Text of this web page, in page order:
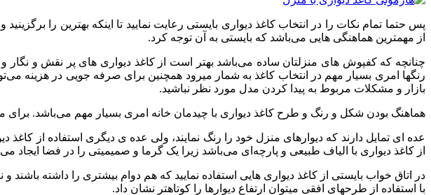
پس حتما تمام نکات را در انتخاب کاغذ دیواری بایستی رعایت نمایید تا اینکه بهترین را
از مهمترین هماهنگی هایی می‌باشد که بایستی به آن توجه کرد.
چنانچه که کفپوش های منزلتان ساده می‌باشد بهتر است از کاغذ دیواری های پر نقش و
رنگها امری بسیار مهم در انتخاب کاغذ به شمار میرود همچنین برای صرفه جویی در هزینه
بازار و مشکلات مربوط به پیدا کردن مدل مورد نظر نباشید.
هماهنگ بودن شکل و رنگ و طرح کاغذ دیواری با چیدمان خانه امری بسیار مهم می‌باشد. برای
عده ای تمایل دارند که دیوارهای منزل خود را رنگ نمایند، ولی عده ی دیگری استفاده از کاغذ
از کاغذ دیواری با الیاف طبیعی و پارچه‌ای می‌باشد زیرا یک گرما و صمیمیتی را در فضا ایجاد
در اتاق خواب بایستی از کاغذ دیواری هایی استفاده نمایید که هم دوام بیشتری را داشته
با استفاده از طرحهای افقی میتوان ارتفاع دیوارها را کوتاهتر نشان داد.